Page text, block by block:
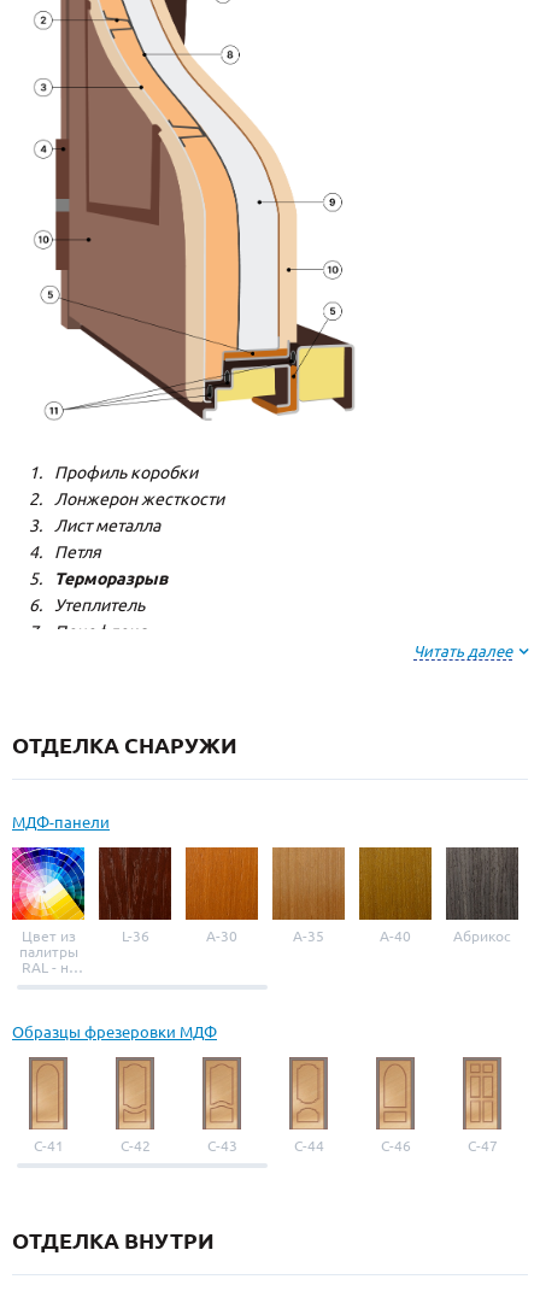
Профиль коробки
Лонжерон жесткости
Лист металла
Петля
Терморазрыв
Утеплитель
Пенофлекс
Резиновый уплотнитель
Читать далее
ОТДЕЛКА СНАРУЖИ
МДФ-панели
Цвет из
палитры
RAL - на
выбор
L-36 A-30 A-35 A-40 Абрикос
Образцы фрезеровки МДФ
С-41 С-42 С-43 С-44 С-46 С-47
ОТДЕЛКА ВНУТРИ